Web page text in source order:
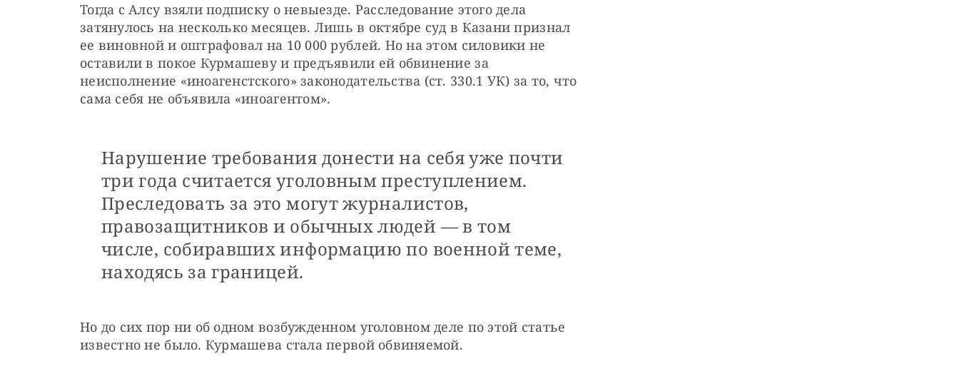
Тогда с Алсу взяли подписку о невыезде. Расследование этого дела
затянулось на несколько месяцев. Лишь в октябре суд в Казани признал
ее виновной и оштрафовал на 10 000 рублей. Но на этом силовики не
оставили в покое Курмашеву и предъявили ей обвинение за
неисполнение «иноагенстского» законодательства (ст. 330.1 УК) за то, что
сама себя не объявила «иноагентом».
Нарушение требования донести на себя уже почти
три года считается уголовным преступлением.
Преследовать за это могут журналистов,
правозащитников и обычных людей — в том
числе, собиравших информацию по военной теме,
находясь за границей.
Но до сих пор ни об одном возбужденном уголовном деле по этой статье
известно не было. Курмашева стала первой обвиняемой.